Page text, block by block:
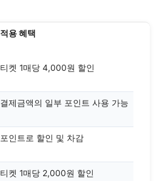
적용 혜택
티켓 1매당 4,000원 할인
결제금액의 일부 포인트 사용 가능
포인트로 할인 및 차감
티켓 1매당 2,000원 할인